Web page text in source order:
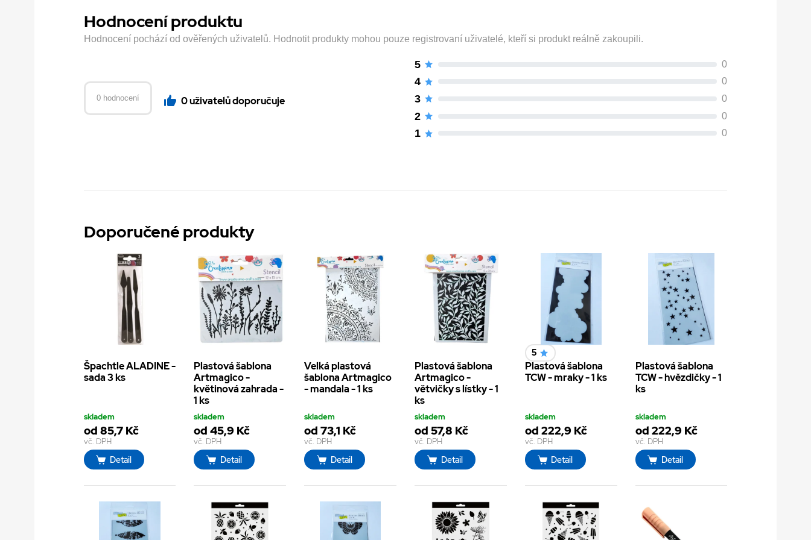
Hodnocení produktu
Hodnocení pochází od ověřených uživatelů. Hodnotit produkty mohou pouze registrovaní uživatelé, kteří si produkt reálně zakoupili.
0 hodnocení 0 uživatelů doporučuje
5 0
4 0
3 0
2 0
1 0
Doporučené produkty
Špachtle ALADINE -
sada 3 ks
skladem
od 85,7 Kč
vč. DPH
Detail
Plastová šablona
Artmagico -
květinová zahrada -
1 ks
skladem
od 45,9 Kč
vč. DPH
Detail
Velká plastová
šablona Artmagico
- mandala - 1 ks
skladem
od 73,1 Kč
vč. DPH
Detail
Plastová šablona
Artmagico -
větvičky s lístky - 1
ks
skladem
od 57,8 Kč
vč. DPH
Detail
5
Plastová šablona
TCW - mraky - 1 ks
skladem
od 222,9 Kč
vč. DPH
Detail
Plastová šablona
TCW - hvězdičky - 1
ks
skladem
od 222,9 Kč
vč. DPH
Detail